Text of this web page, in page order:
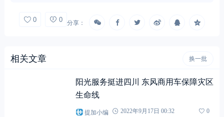
0 0 分享：
相关文章 换一批
阳光服务挺进四川 东风商用车保障灾区
生命线
提加小编 2022年9月17日 00:32
0